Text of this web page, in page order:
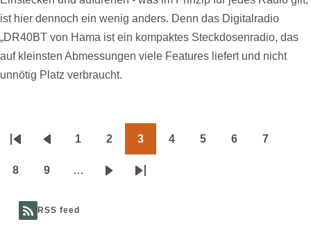
ist hier dennoch ein wenig anders. Denn das Digitalradio
„DR40BT von Hama ist ein kompaktes Steckdosenradio, das
auf kleinsten Abmessungen viele Features liefert und nicht
unnötig Platz verbraucht.
Seitennummerierung
Erste
Seite
Vorherige
Seite
1 2 3 4 5 6 7
8 9 …
NächsteLetzte
RSS feed